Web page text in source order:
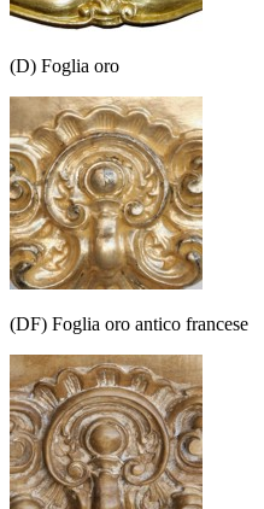
(D) Foglia oro
(DF) Foglia oro antico francese